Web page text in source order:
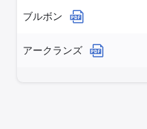
ブルボン
アークランズ